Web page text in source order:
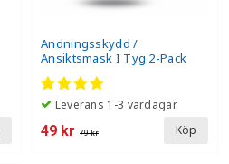
Andningsskydd /
Ansiktsmask I Tyg 2-Pack
Camouflage Tvättbart -
Orange Camouflage
Leverans 1-3 vardagar
49 kr 79 kr Köp